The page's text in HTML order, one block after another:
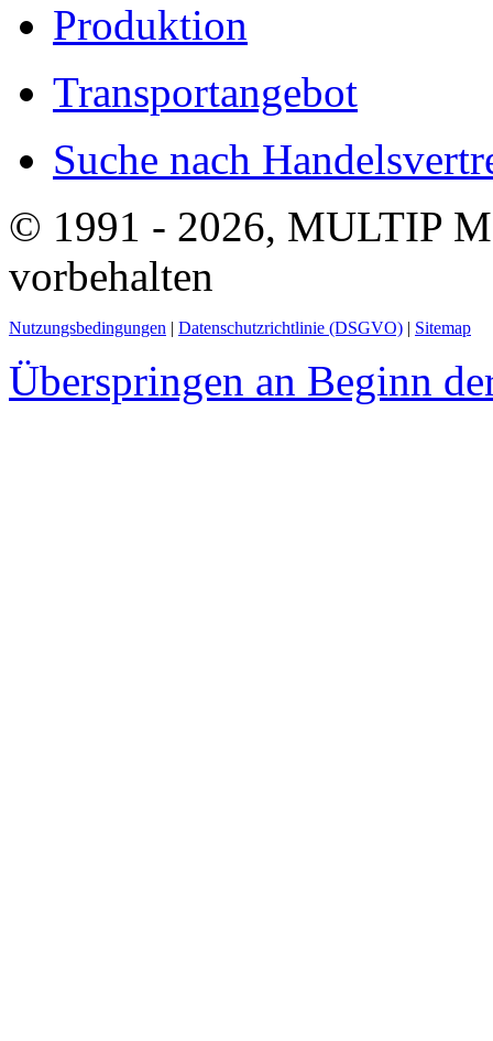
Produktion
Transportangebot
Suche nach
© 1991 - 2026, MULTIP
vorbehalten
Nutzungsbedingungen | Datenschutzrichtlinie (DSGVO) | Sitemap
Überspringen an Beginn